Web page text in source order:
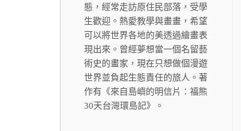
態，經常走訪原住民部落，受學
生歡迎。熱愛教學與畫畫，希望
可以將世界各地的美透過繪畫表
現出來。曾經夢想當一個名留藝
術史的畫家，現在只想做個漫遊
世界並負起生態責任的旅人。著
作有《來自島嶼的明信片：福熊
30天台灣環島記》。